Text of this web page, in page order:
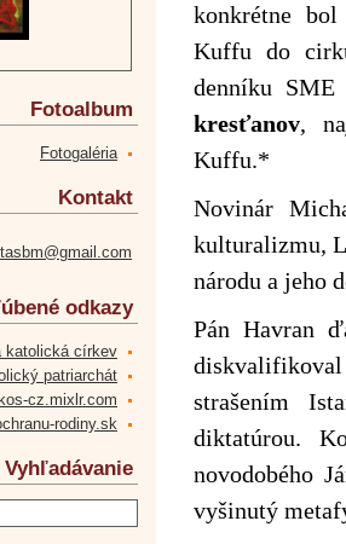
konkrétne
Kuffu do
denníku SME
kresťanov,
Kuffu.*
Novinár
kulturalizmu,
národu a jeho
Pán Havran
strašením
diktatúrou.
novodobého
vyšinutý
Fotoalbum
Fotogaléria
Kontakt
odkazy
katolická církev
patriarchát
cz.mixlr.com
rodiny.sk
Vyhľadávanie